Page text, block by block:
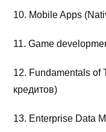
10. Mobile Apps
11. Game
12. Fundamentals of
кредитов)
13. Enterprise Data